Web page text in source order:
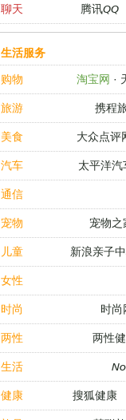
聊天 腾讯QQ
生活服务
购物
淘宝网 ·
旅游 携程
美食 大众点评
汽车 太平洋汽
通信
宠物 宠物之
儿童 新浪亲子
女性
时尚 时尚
两性 两性
生活
健康 搜狐健康